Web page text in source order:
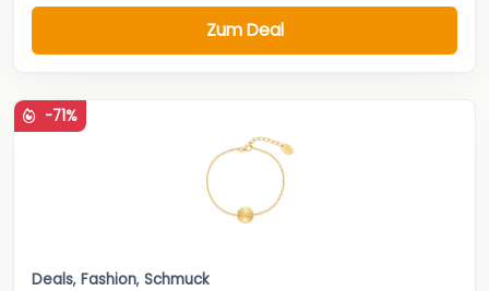
Zum Deal
-71%
Deals, Fashion, Schmuck